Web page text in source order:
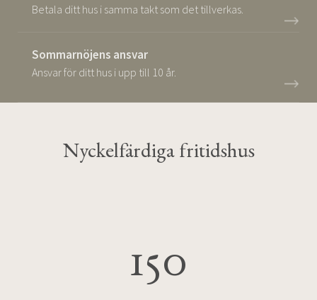
Betala ditt hus i samma takt som det tillverkas.
Sommarnöjens ansvar
Ansvar för ditt hus i upp till 10 år.
Nyckelfärdiga fritidshus
150